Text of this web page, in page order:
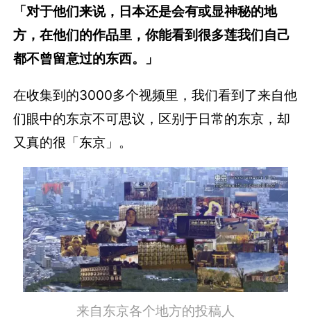
「对于他们来说，日本还是会有或显神秘的地
方，在他们的作品里，你能看到很多莲我们自己
都不曾留意过的东西。」
在收集到的3000多个视频里，我们看到了来自他
们眼中的东京不可思议，区别于日常的东京，却
又真的很「东京」。
来自东京各个地方的投稿人